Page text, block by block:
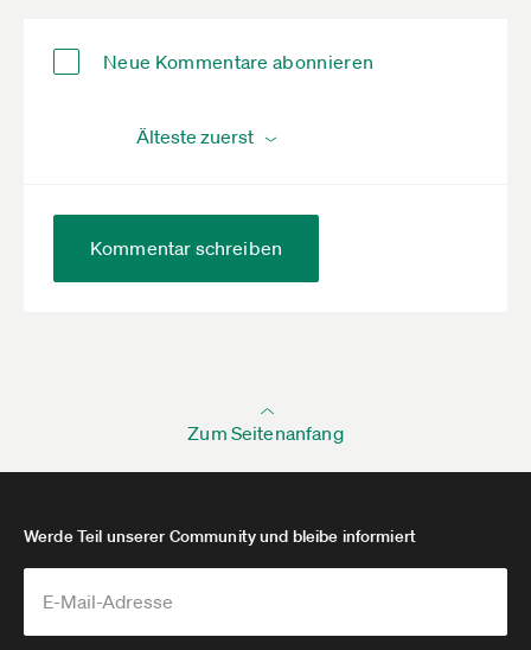
Neue Kommentare abonnieren
Kommentar schreiben
Zum Seitenanfang
Werde Teil unserer Community und bleibe informiert